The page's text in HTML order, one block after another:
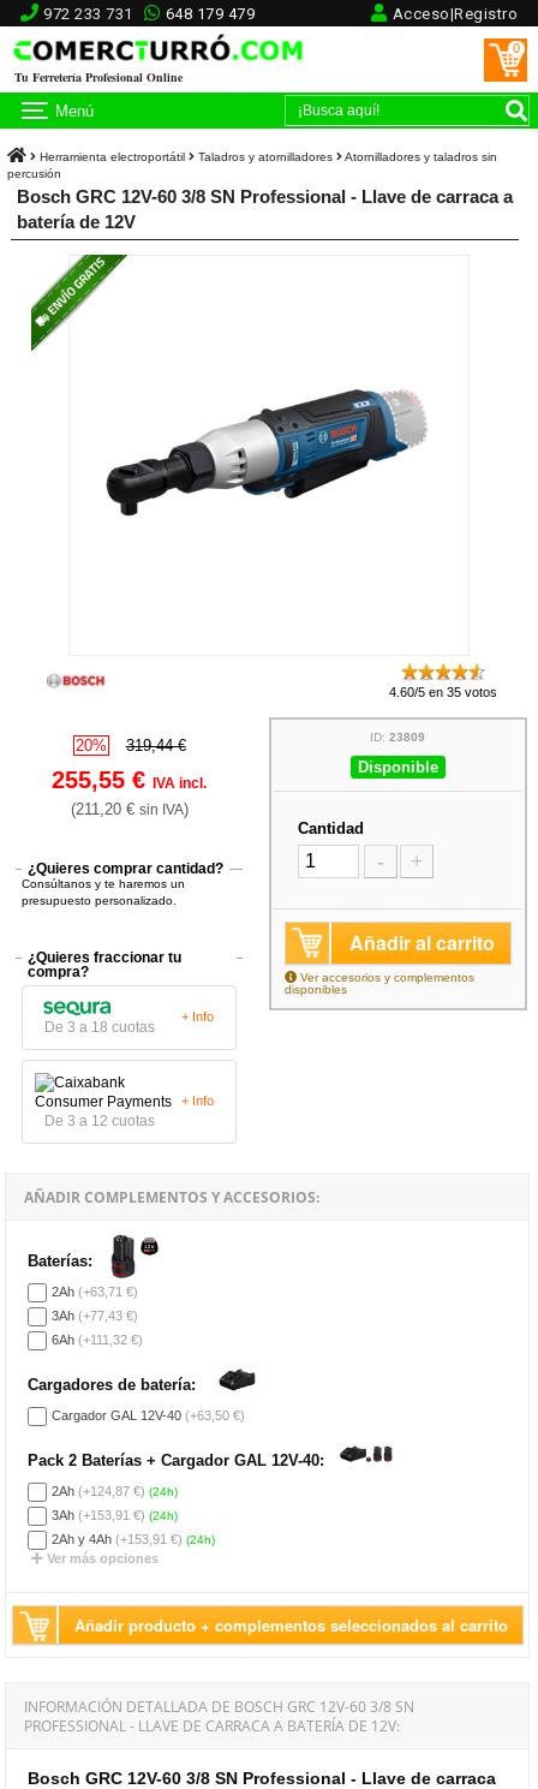
972 233 731 648 179 479 Acceso|Registro
Tu Ferretería Profesional Online
0
Menú
Herramienta electroportátil Taladros y atornilladores
Atornilladores y taladros sin
percusión
Bosch GRC 12V-60 3/8 SN Professional - Llave de carraca a
batería de 12V
4.60/5 en 35 votos
20% 319,44 €
255,55 €IVA incl.
(211,20 € sin IVA)
¿Quieres comprar cantidad?
Consúltanos y te haremos un
presupuesto personalizado.
¿Quieres fraccionar tu
compra?
De 3 a 18 cuotas
+ Info
De 3 a 12 cuotas
+ Info
ID:23809
Disponible
Cantidad
- +
Añadir al carrito
Ver accesorios y complementos
disponibles
AÑADIR COMPLEMENTOS Y ACCESORIOS:
Baterías:
2Ah (+63,71 €)
3Ah (+77,43 €)
6Ah (+111,32 €)
Cargadores de batería:
Cargador GAL 12V-40 (+63,50 €)
Pack 2 Baterías + Cargador GAL 12V-40:
2Ah (+124,87 €) (24h)
3Ah (+153,91 €) (24h)
2Ah y 4Ah (+153,91 €) (24h)
Ver más opciones
Añadir producto + complementos seleccionados al carrito
INFORMACIÓN DETALLADA DE BOSCH GRC 12V-60 3/8 SN
PROFESSIONAL - LLAVE DE CARRACA A BATERÍA DE 12V:
Bosch GRC 12V-60 3/8 SN Professional - Llave de carraca